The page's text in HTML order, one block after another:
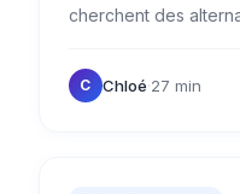
cherchent des
volumes, Gmass a…
C Chloé·27 min